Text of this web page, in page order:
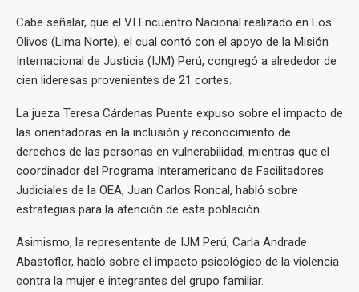
Cabe señalar, que el VI Encuentro Nacional realizado en Los
Olivos (Lima Norte), el cual contó con el apoyo de la Misión
Internacional de Justicia (IJM) Perú, congregó a alrededor de
cien lideresas provenientes de 21 cortes.
La jueza Teresa Cárdenas Puente expuso sobre el impacto de
las orientadoras en la inclusión y reconocimiento de
derechos de las personas en vulnerabilidad, mientras que el
coordinador del Programa Interamericano de Facilitadores
Judiciales de la OEA, Juan Carlos Roncal, habló sobre
estrategias para la atención de esta población.
Asimismo, la representante de IJM Perú, Carla Andrade
Abastoflor, habló sobre el impacto psicológico de la violencia
contra la mujer e integrantes del grupo familiar.